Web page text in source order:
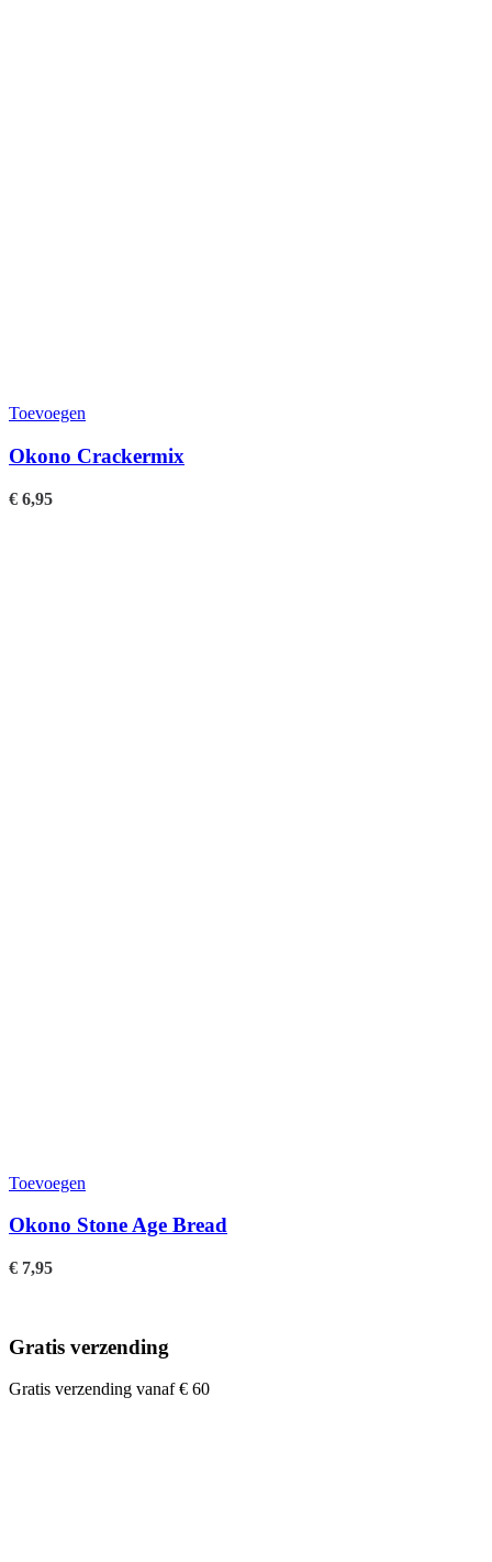
Toevoegen
Okono Crackermix
€ 6,95
Toevoegen
Okono Stone Age Bread
€ 7,95
Gratis verzending
Gratis verzending vanaf € 60